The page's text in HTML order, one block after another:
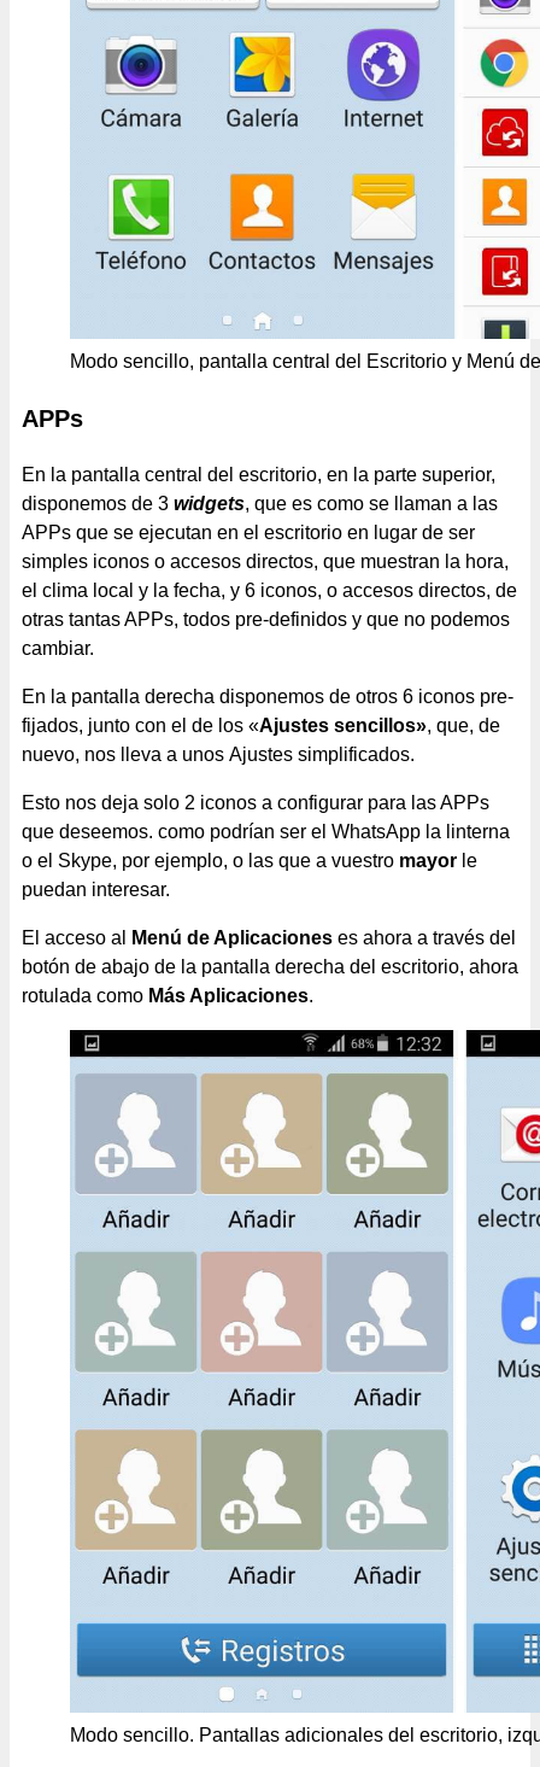
Modo sencillo, pantalla central del Escritorio y Menú
APPs
En la pantalla central del escritorio, en la parte superior,
disponemos de 3 widgets, que es como se llaman a las
APPs que se ejecutan en el escritorio en lugar de ser
simples iconos o accesos directos, que muestran la hora,
el clima local y la fecha, y 6 iconos, o accesos directos, de
otras tantas APPs, todos pre-definidos y que no podemos
cambiar.
En la pantalla derecha disponemos de otros 6 iconos pre-
fijados, junto con el de los «Ajustes sencillos», que, de
nuevo, nos lleva a unos Ajustes simplificados.
Esto nos deja solo 2 iconos a configurar para las APPs
que deseemos. como podrían ser el WhatsApp la linterna
o el Skype, por ejemplo, o las que a vuestro mayor le
puedan interesar.
El acceso al Menú de Aplicaciones es ahora a través del
botón de abajo de la pantalla derecha del escritorio, ahora
rotulada como Más Aplicaciones.
Modo sencillo. Pantallas adicionales del escritorio,